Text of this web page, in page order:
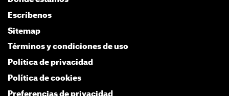
Escríbenos
Sitemap
Términos y condiciones de uso
Política de privacidad
Política de cookies
Preferencias de privacidad